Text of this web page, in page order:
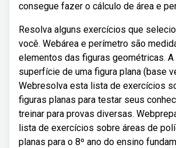
consegue fazer o cálculo de área e
Resolva alguns exercícios que
você. Webárea e perímetro são
elementos das figuras geométricas. A
superfície de uma figura plana (base
Webresolva esta lista de exercícios
figuras planas para testar seus
treinar para provas diversas.
lista de exercícios sobre áreas de
planas para o 8º ano do ensino